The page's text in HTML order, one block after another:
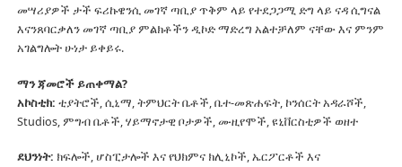
መሣሪያዎች ታች ፍሪኩዌንሲ መገኛ ጣቢያ ጥቅም ላይ የተደጋጋሚ ድግ ላይ ናዳ ሲግናል
እናንጸባርቃለን መገኛ ጣቢያ ምልክቶችን ዲኮድ ማድረግ አልተቻለም ናቸው እና ምንም
አገልግሎት ሁነታ ይቀይሩ.
ማን ጃመሮች ይጠቀማል?
አኮስቲክ: ቲያትሮች, ሲኒማ, ትምህርት ቤቶች, ቤተ-መጽሐፍት, ኮንሰርት አዳራሾች,
Studios, ምግብ ቤቶች, ሃይማኖታዊ ቦታዎች, ሙዚየሞች, ዩኒቨርስቲዎች ወዘተ
ደህንነት: ክፍሎች, ሆስፒታሎች እና የህክምና ክሊኒኮች, ኤርፖርቶች እና